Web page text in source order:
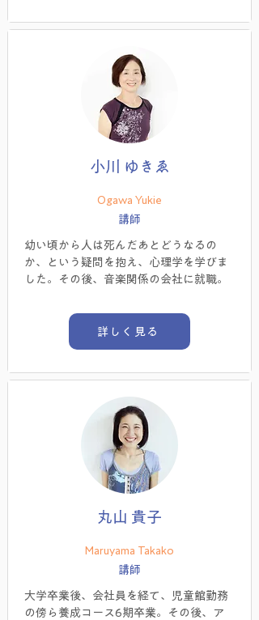
小川 ゆきゑ
Ogawa Yukie
講師
幼い頃から人は死んだあとどうなるの
か、という疑問を抱え、心理学を学びま
した。その後、音楽関係の会社に就職。
詳しく見る
丸山 貴子
Maruyama Takako
講師
大学卒業後、会社員を経て、児童館勤務
の傍ら養成コース6期卒業。その後、ア